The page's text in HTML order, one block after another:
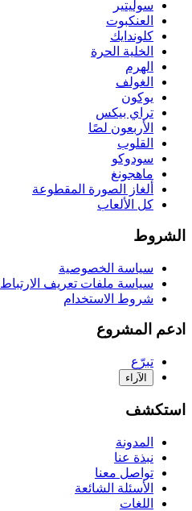
سوليتير
العنكبوت
كلوندايك
الخلية الحرة
الهرم
الغولف
يوكون
تراي بيكس
الأربعون لصًا
القلوب
سودوكو
ماهجونغ
ألغاز الصورة المقطوعة
كل الألعاب
الشروط
سياسة الخصوصية
سياسة ملفات تعريف الارتباط
شروط الاستخدام
ادعم المشروع
تبرّع
الآراء
استكشف
المدونة
نبذة عنا
تواصل معنا
الأسئلة الشائعة
اللغات